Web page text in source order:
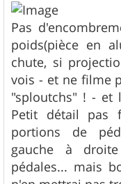
Pas
poids(pièce en
chute, si
vois - et ne filme
"sploutchs" ! - et
Petit détail pas
portions de
gauche à
pédales... mais